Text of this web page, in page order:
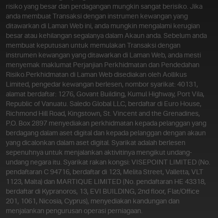
Perdagangan mungkin mencabar, terutamanya bagi mereka
yang tidak pernah mengalami pasaran langsung. Walaupun
pengalaman itu mungkin terlalu besar untuk dihadamkan,
penggunanya. Platform ini memastikan ia tidak
berkompromi dengan ciri, alatan dan strategi yang penting
untuk kejayaan perdagangan halal.
Bacaselanjutnya
Dalam dunia penuh peluang kewangan, ia mungkin satu
cabaran untuk menyelarikan kepercayaan anda dengan
amalan perdagangan. Walau bagaimanapun, dengan platform
seperti Olymptrade, pedagang kini mempunyai pilihan untuk
menyertai platform yang mematuhi prinsip ini.
Bacaselanjutnya
risiko yang besar dan perdagangan mungkin sangat berisiko. Jika
anda membuat Transaksi dengan instrumen kewangan yang
ditawarkan di Laman Web ini, anda mungkin mengalami kerugian
besar atau kehilangan segalanya dalam Akaun anda. Sebelum anda
membuat keputusan untuk memulakan Transaksi dengan
instrumen kewangan yang ditawarkan di Laman Web, anda mesti
menyemak maklumat Perjanjian Perkhidmatan dan Pendedahan
Risiko. Perkhidmatan di Laman Web disediakan oleh Aollikus
Limited, pengedar kewangan berlesen, nombor syarikat: 40131,
alamat berdaftar: 1276, Govant Building, Kumul Highway, Port Vila,
Republic of Vanuatu. Saledo Global LLC, berdaftar di Euro House,
Richmond Hill Road, Kingstown, St. Vincent and the Grenadines,
P.O. Box 2897 menyediakan perkhidmatan kepada pelanggan yang
berdagang dalam aset digital dan kepada pelanggan dengan akaun
yang dicalonkan dalam aset digital. Syarikat adalah berlesen
sepenuhnya untuk menjalankan aktivitinya mengikut undang-
undang negara itu. Syarikat rakan kongsi: VISEPOINT LIMITED (No.
pendaftaran C 94716, berdaftar di 123, Melita Street, Valletta, VLT
1123, Malta) dan MARTIQUE LIMITED (No. pendaftaran HE 43318,
berdaftar di Kypranoros, 13, EVI BUILDING, 2nd floor, Flat/Office
201, 1061, Nicosia, Cyprus), menyediakan kandungan dan
menjalankan pengurusan operasi perniagaan.